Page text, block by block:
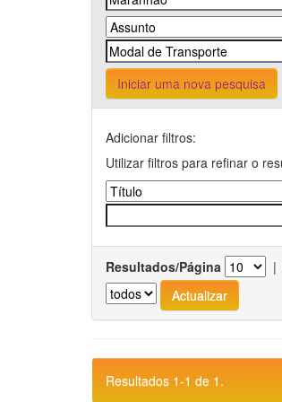
Iniciar uma nova pesquisa
Adicionar filtros:
Utilizar filtros para refinar o
Resultados/Página |
Resultados 1-1 de 1.